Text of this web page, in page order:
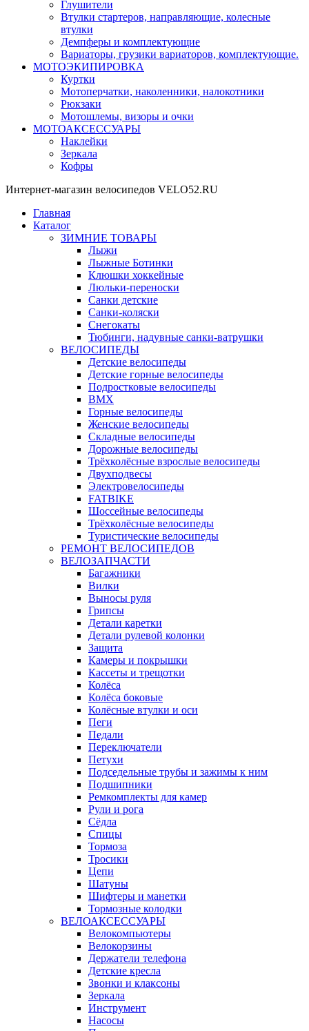
Глушители
Втулки стартеров, направляющие, колесные
втулки
Демпферы и комплектующие
Вариаторы, грузики вариаторов, комплектующие.
МОТОЭКИПИРОВКА
Куртки
Мотоперчатки, наколенники, налокотники
Рюкзаки
Мотошлемы, визоры и очки
МОТОАКСЕССУАРЫ
Наклейки
Зеркала
Кофры
Интернет-магазин велосипедов VELO52.RU
Главная
Каталог
ЗИМНИЕ ТОВАРЫ
Лыжи
Лыжные Ботинки
Клюшки хоккейные
Люльки-переноски
Санки детские
Санки-коляски
Снегокаты
Тюбинги, надувные санки-ватрушки
ВЕЛОСИПЕДЫ
Детские велосипеды
Детские горные велосипеды
Подростковые велосипеды
BMX
Горные велосипеды
Женские велосипеды
Складные велосипеды
Дорожные велосипеды
Трёхколёсные взрослые велосипеды
Двухподвесы
Электровелосипеды
FATBIKE
Шоссейные велосипеды
Трёхколёсные велосипеды
Туристические велосипеды
РЕМОНТ ВЕЛОСИПЕДОВ
ВЕЛОЗАПЧАСТИ
Багажники
Вилки
Выносы руля
Грипсы
Детали каретки
Детали рулевой колонки
Защита
Камеры и покрышки
Кассеты и трещотки
Колёса
Колёса боковые
Колёсные втулки и оси
Пеги
Педали
Переключатели
Петухи
Подседельные трубы и зажимы к ним
Подшипники
Ремкомплекты для камер
Рули и рога
Сёдла
Спицы
Тормоза
Тросики
Цепи
Шатуны
Шифтеры и манетки
Тормозные колодки
ВЕЛОАКСЕССУАРЫ
Велокомпьютеры
Велокорзины
Держатели телефона
Детские кресла
Звонки и клаксоны
Зеркала
Инструмент
Насосы